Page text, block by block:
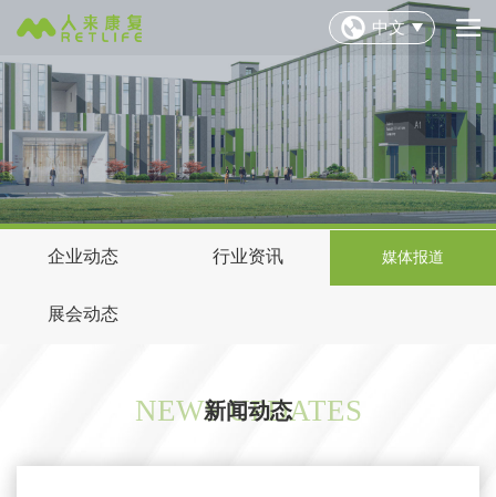
中文
企业动态 行业资讯 媒体报道
展会动态
新闻动态
NEWS UPDATES